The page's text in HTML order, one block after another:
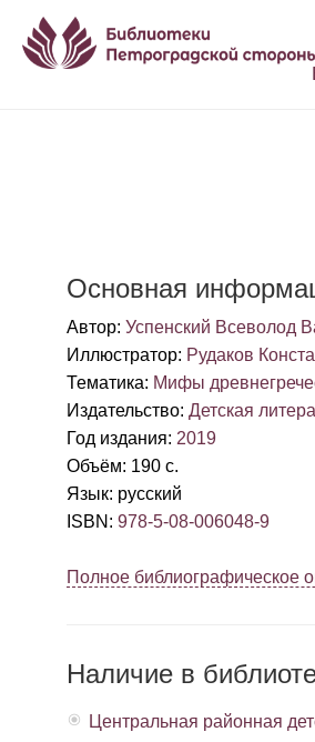
Основная
Автор: Успенский Всеволод
Иллюстратор: Рудаков
Тематика: Мифы
Издательство: Детская
Год издания: 2019
Объём: 190 с.
Язык: русский
ISBN : 978-5-08-006048-9
Полное библиографическое
Наличие в
Центральная районная